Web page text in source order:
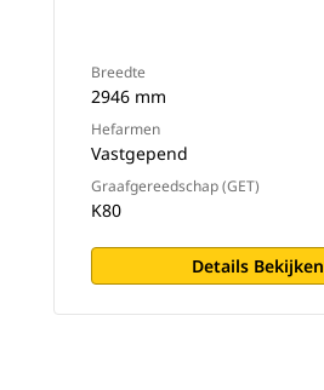
Breedte
2946 mm
Hefarmen
Vastgepend
Graafgereedschap (GET)
K80
Details Bekijken